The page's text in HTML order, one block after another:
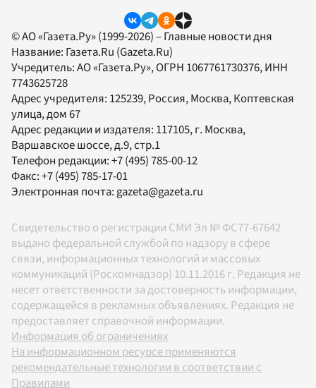
© АО «Газета.Ру» (1999-2026) – Главные новости дня
Название: Газета.Ru (Gazeta.Ru)
Учредитель:АО «Газета.Ру», ОГРН 1067761730376, ИНН
7743625728
Адрес учредителя: 125239, Россия, Москва, Коптевская
улица, дом 67
Адрес редакции и издателя: 117105, г. Москва,
Варшавское шоссе, д.9, стр.1
Телефон редакции:+7 (495) 785-00-12
Факс:+7 (495) 785-17-01
Электронная почта:gazeta@gazeta.ru
Свидетельство о регистрации СМИ Эл № ФС77-67642
выдано федеральной службой по надзору в сфере
связи, информационных технологий и массовых
коммуникаций (Роскомнадзор) 10.11.2016 г. Редакция не
несет ответственности за достоверность информации,
содержащейся в рекламных объявлениях. Редакция не
предоставляет справочной информации.
Информация об ограничениях
На информационном ресурсе применяются
рекомендательные технологии в соответствии с
Правилами